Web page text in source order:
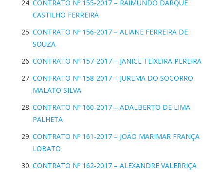
CONTRATO Nº 155-2017 – RAIMUNDO DARQUE
CASTILHO FERREIRA
CONTRATO Nº 156-2017 – ALIANE FERREIRA DE
SOUZA
CONTRATO Nº 157-2017 – JANICE TEIXEIRA PEREIRA
CONTRATO Nº 158-2017 – JUREMA DO SOCORRO
MALATO SILVA
CONTRATO Nº 160-2017 – ADALBERTO DE LIMA
PALHETA
CONTRATO Nº 161-2017 – JOÃO MARIMAR FRANÇA
LOBATO
CONTRATO Nº 162-2017 – ALEXANDRE VALERRIÇA